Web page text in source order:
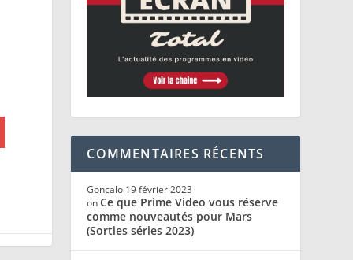
COMMENTAIRES RÉCENTS
Goncalo 19 février 2023
onCe que Prime Video vous réserve
comme nouveautés pour Mars
(Sorties séries 2023)